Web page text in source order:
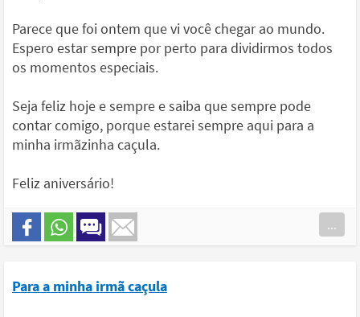
Parece que foi ontem que vi você chegar ao mundo.
Espero estar sempre por perto para dividirmos todos
os momentos especiais.
Seja feliz hoje e sempre e saiba que sempre pode
contar comigo, porque estarei sempre aqui para a
minha irmãzinha caçula.
Feliz aniversário!
...
Para a minha irmã caçula